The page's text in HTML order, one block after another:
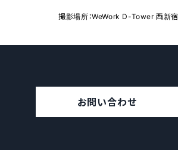
撮影場所：WeWork D-Tower 西新宿
お問い合わせ